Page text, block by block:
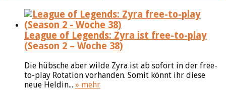
League of Legends: Zyra ist free-to-play
(Season 2 – Woche 38)
Die hübsche aber wilde Zyra ist ab sofort in der free-
to-play Rotation vorhanden. Somit könnt ihr diese
neue Heldin... » mehr